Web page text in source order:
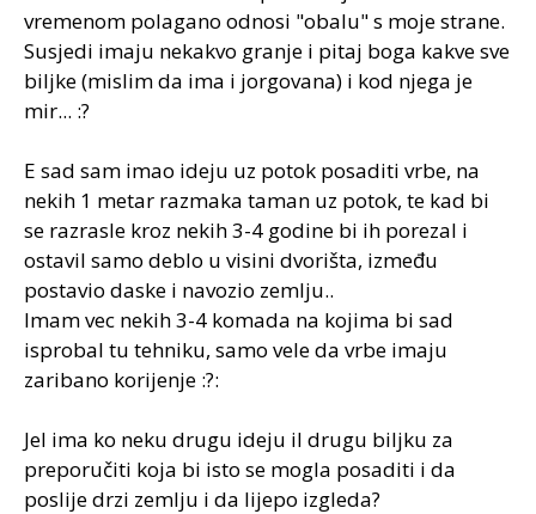
u
o
g
p
o
s
vremenom polagano odnosi "obalu" s moje strane.
Susjedi imaju nekakvo granje i pitaj boga kakve sve
biljke (mislim da ima i jorgovana) i kod njega je
mir... :?
E sad sam imao ideju uz potok posaditi vrbe, na
nekih 1 metar razmaka taman uz potok, te kad bi
se razrasle kroz nekih 3-4 godine bi ih porezal i
ostavil samo deblo u visini dvorišta, između
postavio daske i navozio zemlju..
Imam vec nekih 3-4 komada na kojima bi sad
isprobal tu tehniku, samo vele da vrbe imaju
zaribano korijenje :?:
Jel ima ko neku drugu ideju il drugu biljku za
preporučiti koja bi isto se mogla posaditi i da
poslije drzi zemlju i da lijepo izgleda?